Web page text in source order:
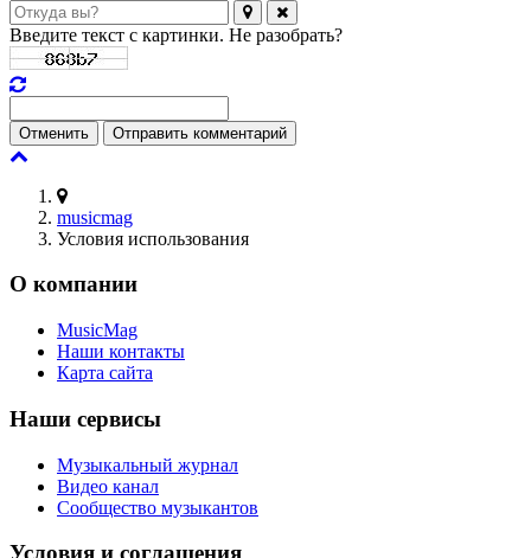
Введите текст с картинки. Не разобрать?
Отменить Отправить комментарий
musicmag
Условия использования
О компании
MusicMag
Наши контакты
Карта сайта
Наши сервисы
Музыкальный журнал
Видео канал
Сообщество музыкантов
Условия и соглашения